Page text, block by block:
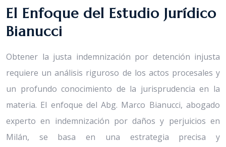
El Enfoque del Estudio Jurídico
Bianucci
Obtener la justa indemnización por detención injusta
requiere un análisis riguroso de los actos procesales y
un profundo conocimiento de la jurisprudencia en la
materia. El enfoque del Abg. Marco Bianucci, abogado
experto en indemnización por daños y perjuicios en
Milán, se basa en una estrategia precisa y